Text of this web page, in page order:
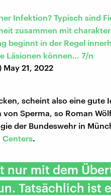
Infektion? Typisch sind
zusammen mit
beginnt in der Regel
Läsionen können… 7/n
May 21, 2022
scheint also eine gute
Sperma, so Roman
der Bundeswehr in
Centers.
nur mit dem
Tatsächlich ist